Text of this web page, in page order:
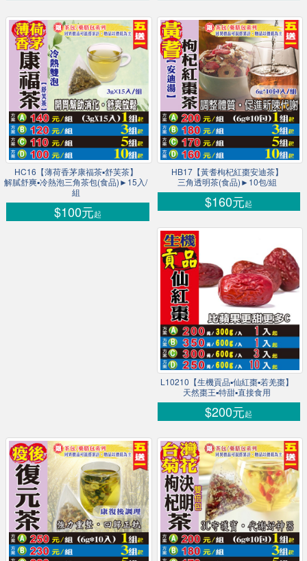
HC16【薄荷香茅康福茶▪舒芙茶】
解膩舒爽▪冷熱泡三角茶包(食品)►15入/
組
$100元起
HB17【黃耆枸杞紅棗安迪茶】
三角透明茶(食品)►10包/組
$160元起
L10210【生機貢品▪仙紅棗▪若羌棗】
天然棗王▪特甜▪直接食用
$200元起